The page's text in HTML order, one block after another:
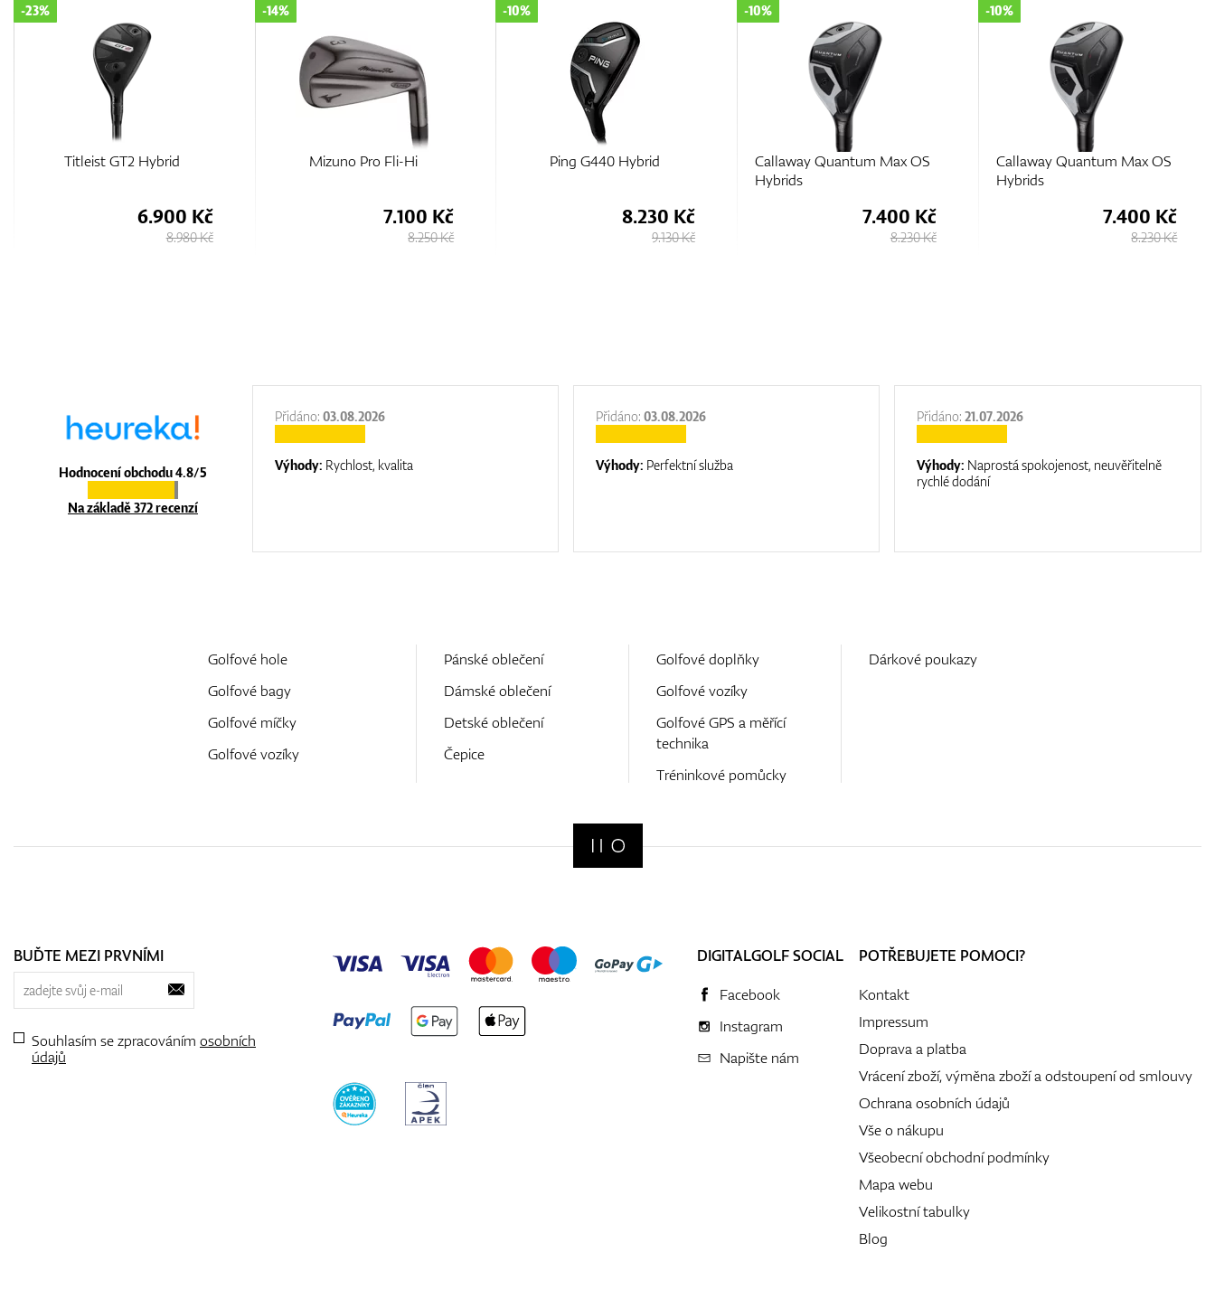
Mizuno Pro Fli-Hi
-14%
7.100 Kč
8.250 Kč
Ping G440 Hybrid
-10%
8.230 Kč
9.130 Kč
Callaway Quantum Max OS
-10%
7.400 Kč
8.230 Kč
Callaway Quantum Max OS
Hybrids
-10%
7.400 Kč
8.230 Kč
HEAD Hybrid
Novinka
3.580 Kč
3.780 Kč
Hodnocení obchodu 4.8/5
Na základě 372 recenzí
Přidáno:03.08.2026
Výhody: Rychlost, kvalita
Přidáno:03.08.2026
Výhody: Perfektní služba
Přidáno:21.07.2026
Výhody: Naprostá spokojenost, neuvěřitelně
rychlé dodání
Golfové hole
Golfové bagy
Golfové míčky
Golfové vozíky
Pánské oblečení
Dámské oblečení
Detské oblečení
Čepice
Golfové doplňky
Golfové vozíky
Golfové GPS a měřící
technika
Tréninkové pomůcky
Dárkové poukazy
BUĎTE MEZI PRVNÍMI
Souhlasím se zpracováním osobních
údajů
DIGITALGOLF SOCIAL
Facebook
Instagram
Napište nám
POTŘEBUJETE POMOCI?
Kontakt
Impressum
Doprava a platba
Vrácení zboží, výměna zboží a odstoupení od smlouvy
Ochrana osobních údajů
Vše o nákupu
Všeobecní obchodní podmínky
Mapa webu
Velikostní tabulky
Blog